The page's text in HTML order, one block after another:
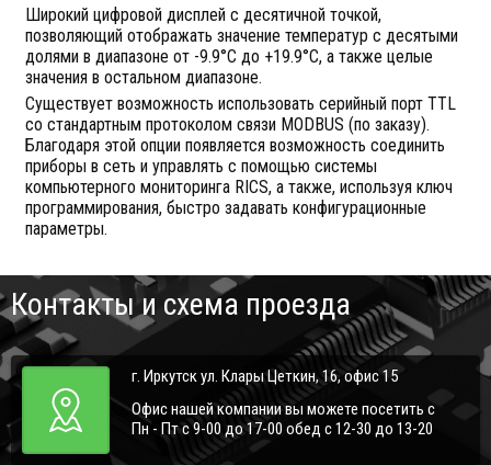
Широкий цифровой дисплей с десятичной точкой,
позволяющий отображать значение температур с десятыми
долями в диапазоне от -9.9°С до +19.9°С, а также целые
значения в остальном диапазоне.
Существует возможность использовать серийный порт TTL
со стандартным протоколом связи MODBUS (по заказу).
Благодаря этой опции появляется возможность соединить
приборы в сеть и управлять с помощью системы
компьютерного мониторинга RICS, а также, используя ключ
программирования, быстро задавать конфигурационные
параметры.
Контакты и схема проезда
г. Иркутск ул. Клары Цеткин, 16, офис 15
Офис нашей компании вы можете посетить с
Пн - Пт с 9-00 до 17-00 обед с 12-30 до 13-20